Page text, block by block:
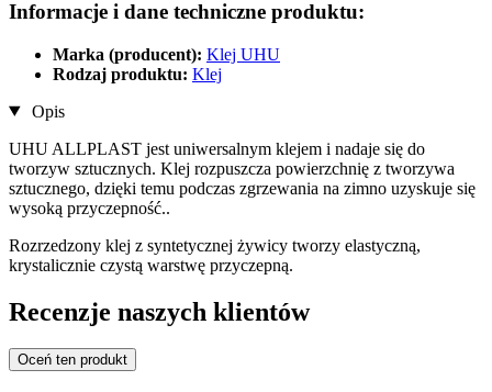
Informacje i dane techniczne produktu:
Marka (producent): Klej UHU
Rodzaj produktu: Klej
Opis
UHU ALLPLAST jest uniwersalnym klejem i nadaje się do
tworzyw sztucznych. Klej rozpuszcza powierzchnię z tworzywa
sztucznego, dzięki temu podczas zgrzewania na zimno uzyskuje się
wysoką przyczepność..
Rozrzedzony klej z syntetycznej żywicy tworzy elastyczną,
krystalicznie czystą warstwę przyczepną.
Recenzje naszych klientów
Oceń ten produkt